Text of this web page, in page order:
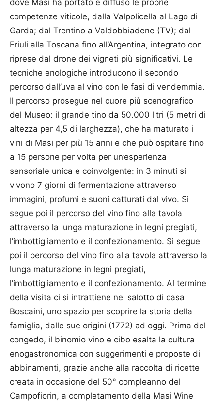
dove Masi ha portato e diffuso le proprie
competenze viticole, dalla Valpolicella al Lago di
Garda; dal Trentino a Valdobbiadene (TV); dal
Friuli alla Toscana fino all’Argentina, integrato con
riprese dal drone dei vigneti più significativi. Le
tecniche enologiche introducono il secondo
percorso dall’uva al vino con le fasi di vendemmia.
Il percorso prosegue nel cuore più scenografico
del Museo: il grande tino da 50.000 litri (5 metri di
altezza per 4,5 di larghezza), che ha maturato i
vini di Masi per più 15 anni e che può ospitare fino
a 15 persone per volta per un’esperienza
sensoriale unica e coinvolgente: in 3 minuti si
vivono 7 giorni di fermentazione attraverso
immagini, profumi e suoni catturati dal vivo. Si
segue poi il percorso del vino fino alla tavola
attraverso la lunga maturazione in legni pregiati,
l’imbottigliamento e il confezionamento. Si segue
poi il percorso del vino fino alla tavola attraverso la
lunga maturazione in legni pregiati,
l’imbottigliamento e il confezionamento. Al termine
della visita ci si intrattiene nel salotto di casa
Boscaini, uno spazio per scoprire la storia della
famiglia, dalle sue origini (1772) ad oggi. Prima del
congedo, il binomio vino e cibo esalta la cultura
enogastronomica con suggerimenti e proposte di
abbinamenti, grazie anche alla raccolta di ricette
creata in occasione del 50° compleanno del
Campofiorin, a completamento della Masi Wine